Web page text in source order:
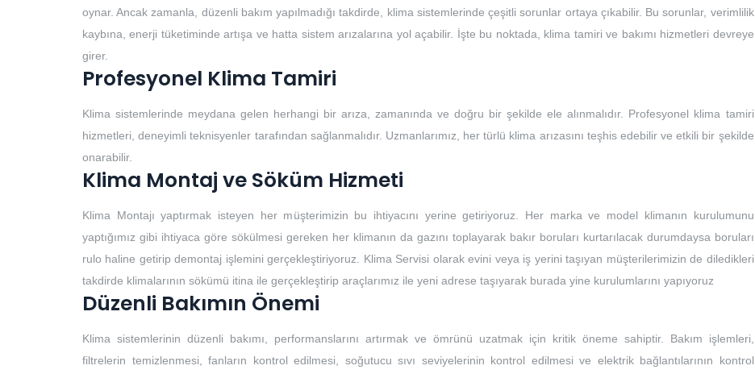
oynar. Ancak zamanla, düzenli bakım yapılmadığı takdirde, klima sistemlerinde çeşitli sorunlar ortaya çıkabilir. Bu sorunlar, verimlilik
kaybına, enerji tüketiminde artışa ve hatta sistem arızalarına yol açabilir. İşte bu noktada, klima tamiri ve bakımı hizmetleri devreye
girer.
Profesyonel Klima Tamiri
Klima sistemlerinde meydana gelen herhangi bir arıza, zamanında ve doğru bir şekilde ele alınmalıdır. Profesyonel klima tamiri
hizmetleri, deneyimli teknisyenler tarafından sağlanmalıdır. Uzmanlarımız, her türlü klima arızasını teşhis edebilir ve etkili bir şekilde
onarabilir.
Klima Montaj ve Söküm Hizmeti
Klima Montajı yaptırmak isteyen her müşterimizin bu ihtiyacını yerine getiriyoruz. Her marka ve model klimanın kurulumunu
yaptığımız gibi ihtiyaca göre sökülmesi gereken her klimanın da gazını toplayarak bakır boruları kurtarılacak durumdaysa boruları
rulo haline getirip demontaj işlemini gerçekleştiriyoruz. Klima Servisi olarak evini veya iş yerini taşıyan müşterilerimizin de diledikleri
takdirde klimalarının sökümü itina ile gerçekleştirip araçlarımız ile yeni adrese taşıyarak burada yine kurulumlarını yapıyoruz
Düzenli Bakımın Önemi
Klima sistemlerinin düzenli bakımı, performanslarını artırmak ve ömrünü uzatmak için kritik öneme sahiptir. Bakım işlemleri,
filtrelerin temizlenmesi, fanların kontrol edilmesi, soğutucu sıvı seviyelerinin kontrol edilmesi ve elektrik bağlantılarının kontrol